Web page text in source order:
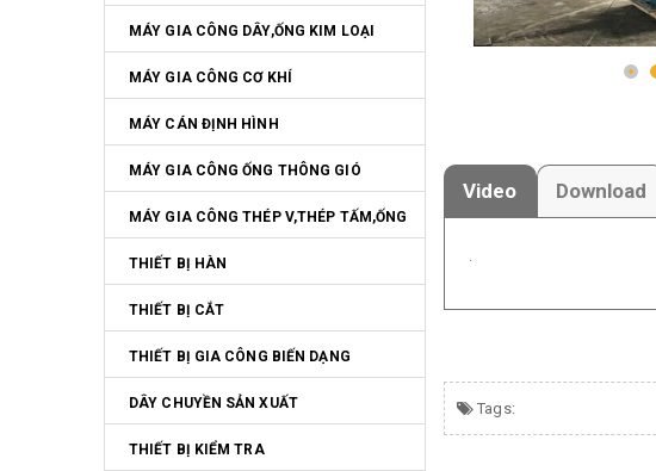
MÁY GIA CÔNG DÂY,ỐNG KIM LOẠI
MÁY GIA CÔNG CƠ KHÍ
MÁY CÁN ĐỊNH HÌNH
MÁY GIA CÔNG ỐNG THÔNG GIÓ
MÁY GIA CÔNG THÉP V,THÉP TẤM,ỐNG
THIẾT BỊ HÀN
THIẾT BỊ CẮT
THIẾT BỊ GIA CÔNG BIẾN DẠNG
DÂY CHUYỀN SẢN XUẤT
THIẾT BỊ KIỂM TRA
Video Download
Tags: